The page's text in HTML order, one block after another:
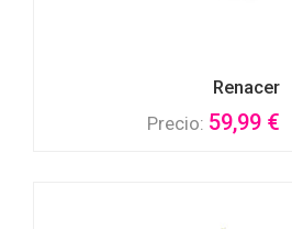
Renacer
Precio: 59,99 €